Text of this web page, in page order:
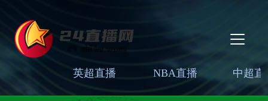
英超直播 NBA直播 中超直